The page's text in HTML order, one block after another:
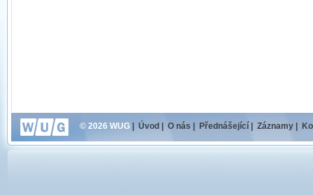
© 2026 WUG Úvod O nás Přednášející Záznamy